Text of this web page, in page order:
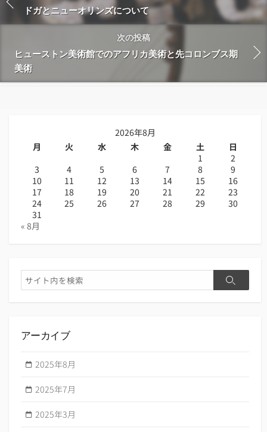
ドガとニューオリンズについて
次の投稿
ヒューストン美術館でのアフリカ美術と先コロンブス期
美術
2026年8月
月
火 水 木 金 土
日
1
2
3
4 5 6 7 8
9
10
11 12 13 14 15
16
17
18 19 20 21 22
23
24
25 26 27 28 29
30
31
« 8月
検
索
検
アーカイブ
2025年8月
2025年7月
2025年3月